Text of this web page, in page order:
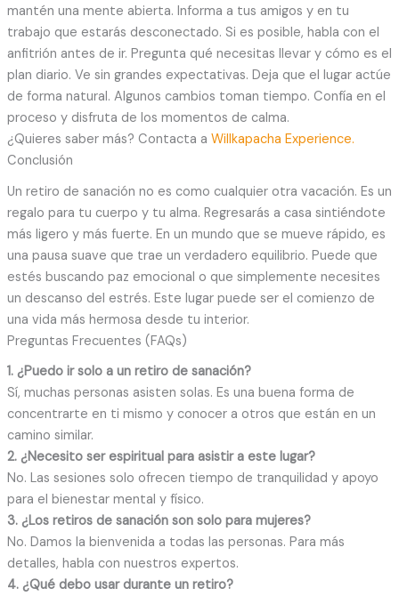
mantén una mente abierta. Informa a tus amigos y en tu
trabajo que estarás desconectado. Si es posible, habla con el
anfitrión antes de ir. Pregunta qué necesitas llevar y cómo es el
plan diario. Ve sin grandes expectativas. Deja que el lugar actúe
de forma natural. Algunos cambios toman tiempo. Confía en el
proceso y disfruta de los momentos de calma.
¿Quieres saber más? Contacta a Willkapacha Experience.
Conclusión
Un retiro de sanación no es como cualquier otra vacación. Es un
regalo para tu cuerpo y tu alma. Regresarás a casa sintiéndote
más ligero y más fuerte. En un mundo que se mueve rápido, es
una pausa suave que trae un verdadero equilibrio. Puede que
estés buscando paz emocional o que simplemente necesites
un descanso del estrés. Este lugar puede ser el comienzo de
una vida más hermosa desde tu interior.
Preguntas Frecuentes (FAQs)
1. ¿Puedo ir solo a un retiro de sanación?
Sí, muchas personas asisten solas. Es una buena forma de
concentrarte en ti mismo y conocer a otros que están en un
camino similar.
2. ¿Necesito ser espiritual para asistir a este lugar?
No. Las sesiones solo ofrecen tiempo de tranquilidad y apoyo
para el bienestar mental y físico.
3. ¿Los retiros de sanación son solo para mujeres?
No. Damos la bienvenida a todas las personas. Para más
detalles, habla con nuestros expertos.
4. ¿Qué debo usar durante un retiro?